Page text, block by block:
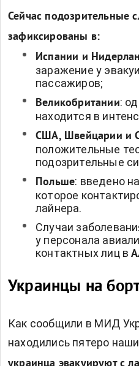
Сейчас подозрительные
зафиксированы в:
Испании и
заражение у
пассажиров;
Великобритании:
находится в
США, Швейцарии и
положительные
подозрительные
Польше: введено
которое
лайнера.
Случаи
у персонала
контактных лиц в
Украинцы на
Как сообщили в МИД
находились пятеро